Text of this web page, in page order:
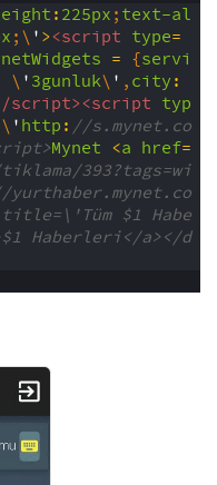
:225px;text-al
;\ '><script type=
= {servi
\ '3gunluk\ ' ,city:
script><script typ
\ 'http: //s.mynet.co
Mynet <a href=
393?tags=wi
yurthaber.mynet.co
$1 Habe
Haberleri</a></d